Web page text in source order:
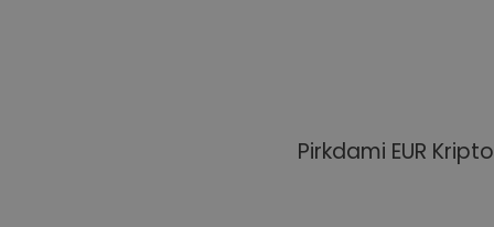
Pirkdami EUR